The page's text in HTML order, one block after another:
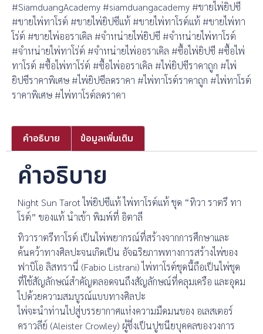
#SiamduangAcademy #siamduangacademy #ขายไพ่ยิปซี
#ขายไพ่ทาโรต์ #ขายไพ่ยิปซีแท้ #ขายไพ่ทาโรต์แท้ #ขายไพ่ทา
โร่ต์ #ขายไพ่ออราเคิล #จำหน่ายไพ่ยิปซี #จำหน่ายไพ่ทาโรต์
#จำหน่ายไพ่ทาโร่ต์ #จำหน่ายไพ่ออราเคิล #ซื้อไพ่ยิปซี #ซื้อไพ่
ทาโรต์ #ซื้อไพ่ทาโร่ต์ #ซื้อไพ่ออราเคิล #ไพ่ยิปซีราคาถูก #ไพ่
ยิปซีราคาพิเศษ #ไพ่ยิปซีลดราคา #ไพ่ทาโรต์ราคาถูก #ไพ่ทาโรต์
ราคาพิเศษ #ไพ่ทาโรต์ลดราคา
คำอธิบาย ข้อมูลเพิ่มเติม
คำอธิบาย
Night Sun Tarot ไพ่ยิปซีแท้ ไพ่ทาโรต์แท้ ชุด “ทิวา ราตรี ทา
โรต์” ของแท้ นำเข้า พิมพ์ที่ อิตาลี
ทิวาราตรีทาโรต์ เป็นไพ่พยากรณ์ที่สร้างจากการศึกษาและ
ค้นคว้าทางศิลปะจนเกิดเป็น อัจฉริยภาพทางการสร้างไพ่ของ
ฟาบิโอ ลิสทรานี่ (Fabio Listrani) ไพ่ทาโรต์ชุดนี้ถือเป็นไพ่ชุด
ที่ใช้สัญลักษณ์สำคัญตลอดจนถึงสัญลักษณ์ที่คลุมเครือ และอุดม
ไปด้วยความสมบูรณ์แบบทางศิลปะ
ไพ่จะนำท่านไปสู่บรรยากาศแห่งความมืดมนของ อเลสเตอร์
คราวลีย์ (Aleister Crowley) ผู้ซึ่งเป็นปูชนียบุคคลของวงการ